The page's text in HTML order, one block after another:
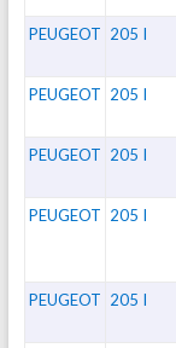
PEUGEOT 205 I
PEUGEOT 205 I
PEUGEOT 205 I
PEUGEOT 205 I
PEUGEOT 205 I